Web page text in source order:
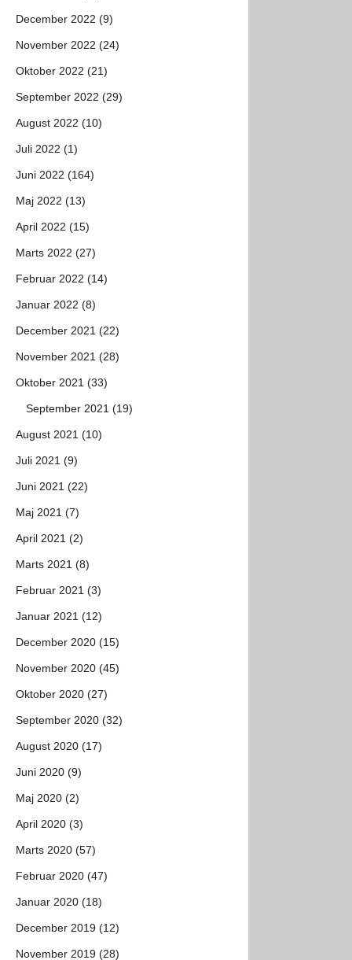
December 2022 (9)
November 2022 (24)
Oktober 2022 (21)
September 2022 (29)
August 2022 (10)
Juli 2022 (1)
Juni 2022 (164)
Maj 2022 (13)
April 2022 (15)
Marts 2022 (27)
Februar 2022 (14)
Januar 2022 (8)
December 2021 (22)
November 2021 (28)
Oktober 2021 (33)
September 2021 (19)
August 2021 (10)
Juli 2021 (9)
Juni 2021 (22)
Maj 2021 (7)
April 2021 (2)
Marts 2021 (8)
Februar 2021 (3)
Januar 2021 (12)
December 2020 (15)
November 2020 (45)
Oktober 2020 (27)
September 2020 (32)
August 2020 (17)
Juni 2020 (9)
Maj 2020 (2)
April 2020 (3)
Marts 2020 (57)
Februar 2020 (47)
Januar 2020 (18)
December 2019 (12)
November 2019 (28)